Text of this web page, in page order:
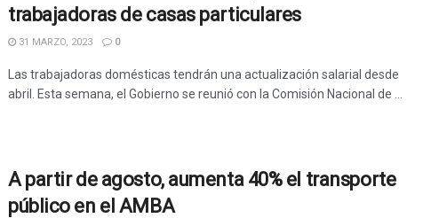
trabajadoras de casas particulares
31 MARZO, 2023 0
Las trabajadoras domésticas tendrán una actualización salarial desde
abril. Esta semana, el Gobierno se reunió con la Comisión Nacional de ...
A partir de agosto, aumenta 40% el transporte
público en el AMBA